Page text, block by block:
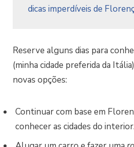
dicas imperdíveis de
Reserve alguns dias para
(minha cidade preferida da
novas opções:
Continuar com base em
conhecer as cidades do interior.